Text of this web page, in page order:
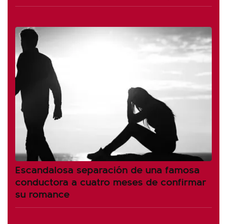
Escandalosa separación de una famosa
conductora a cuatro meses de confirmar
su romance